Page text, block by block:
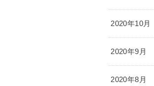
2020年10月
2020年9月
2020年8月